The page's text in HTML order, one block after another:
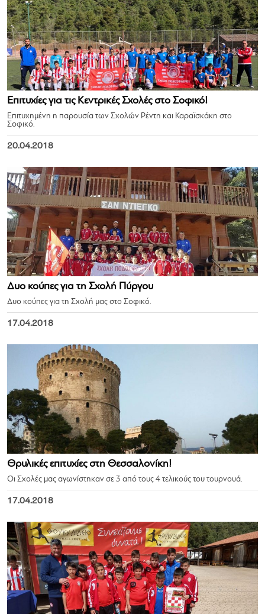
Επιτυχίες για τις Κεντρικές Σχολές στο Σοφικό!
Επιτυχημένη η παρουσία των Σχολών Ρέντη και Καραϊσκάκη στο
Σοφικό.
20.04.2018
Δυο κούπες για τη Σχολή Πύργου
Δυο κούπες για τη Σχολή μας στο Σοφικό.
17.04.2018
Θρυλικές επιτυχίες στη Θεσσαλονίκη!
Οι Σχολές μας αγωνίστηκαν σε 3 από τους 4 τελικούς του τουρνουά.
17.04.2018